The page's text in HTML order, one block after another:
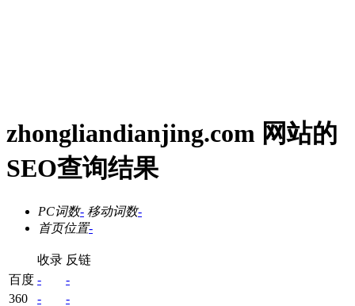
zhongliandianjing.com 网站的
SEO查询结果
PC词数- 移动词数-
首页位置-
收录 反链
百度 -
-
360
-
-